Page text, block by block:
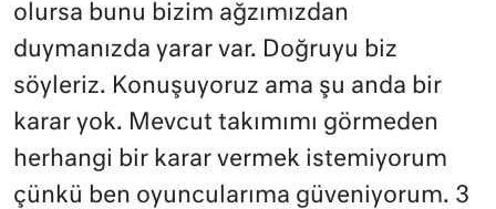
olursa bunu bizim ağzımızdan
duymanızda yarar var. Doğruyu biz
söyleriz. Konuşuyoruz ama şu anda bir
karar yok. Mevcut takımımı görmeden
herhangi bir karar vermek istemiyorum
çünkü ben oyuncularıma güveniyorum. 3